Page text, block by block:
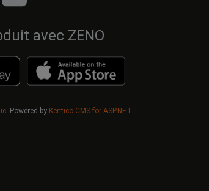
avec ZENO
Powered by Kentico CMS for ASP.NET